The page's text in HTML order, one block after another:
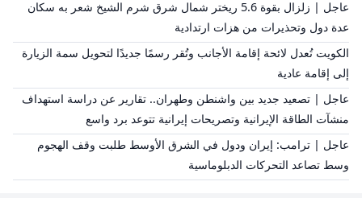
عاجل | زلزال بقوة 5.6 ريختر شمال شرق شرم الشيخ شعر به سكان
عدة دول وتحذيرات من هزات ارتدادية
الكويت تُعدل لائحة إقامة الأجانب وتُقر رسمًا جديدًا لتحويل سمة الزيارة
إلى إقامة عادية
عاجل | تصعيد جديد بين واشنطن وطهران.. تقارير عن دراسة استهداف
منشآت الطاقة الإيرانية وتصريحات إيرانية تتوعد برد واسع
عاجل | ترامب: إيران ودول في الشرق الأوسط طلبت وقف الهجوم
وسط تصاعد التحركات الدبلوماسية